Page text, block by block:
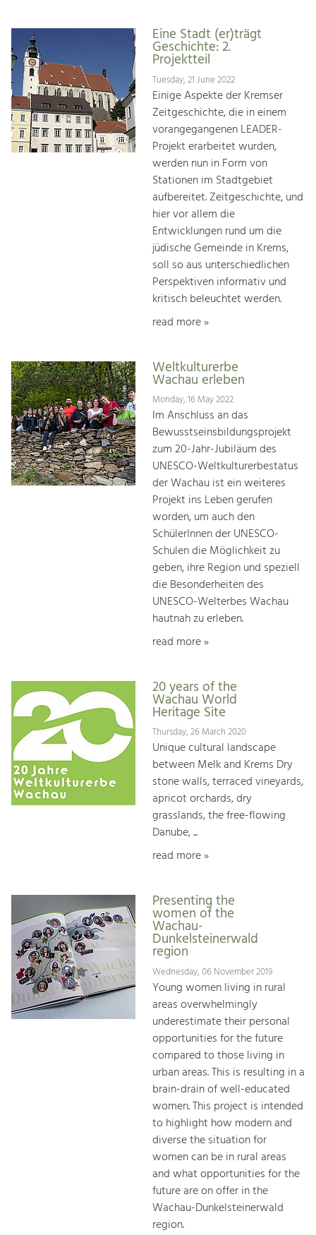
Eine Stadt (er)trägt
Geschichte: 2.
Projektteil
Tuesday, 21 June 2022
Einige Aspekte der Kremser
Zeitgeschichte, die in einem
vorangegangenen LEADER-
Projekt erarbeitet wurden,
werden nun in Form von
Stationen im Stadtgebiet
aufbereitet. Zeitgeschichte, und
hier vor allem die
Entwicklungen rund um die
jüdische Gemeinde in Krems,
soll so aus unterschiedlichen
Perspektiven informativ und
kritisch beleuchtet werden.
read more »
Weltkulturerbe
Wachau erleben
Monday, 16 May 2022
Im Anschluss an das
Bewusstseinsbildungsprojekt
zum 20-Jahr-Jubiläum des
UNESCO-Weltkulturerbestatus
der Wachau ist ein weiteres
Projekt ins Leben gerufen
worden, um auch den
SchülerInnen der UNESCO-
Schulen die Möglichkeit zu
geben, ihre Region und speziell
die Besonderheiten des
UNESCO-Welterbes Wachau
hautnah zu erleben.
read more »
20 years of the
Wachau World
Heritage Site
Thursday, 26 March 2020
Unique cultural landscape
between Melk and Krems Dry
stone walls, terraced vineyards,
apricot orchards, dry
grasslands, the free-flowing
Danube, ...
read more »
Presenting the
women of the
Wachau-
Dunkelsteinerwald
region
Wednesday, 06 November 2019
Young women living in rural
areas overwhelmingly
underestimate their personal
opportunities for the future
compared to those living in
urban areas. This is resulting in a
brain-drain of well-educated
women. This project is intended
to highlight how modern and
diverse the situation for
women can be in rural areas
and what opportunities for the
future are on offer in the
Wachau-Dunkelsteinerwald
region.